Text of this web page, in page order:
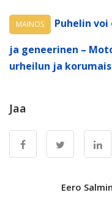
MAINOS
Puhelin
ja geneerinen –
urheilun ja
Jaa
Eero